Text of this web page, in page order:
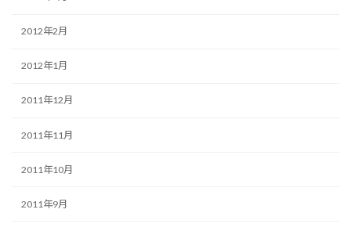
2012年2月
2012年1月
2011年12月
2011年11月
2011年10月
2011年9月